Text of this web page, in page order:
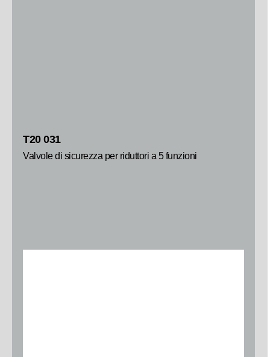
T20 031
Valvole di sicurezza per riduttori a 5 funzioni